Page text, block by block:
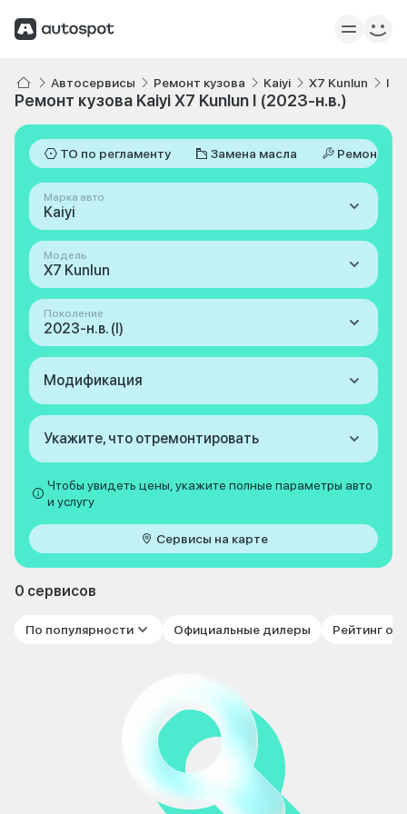
Автосервисы Ремонт кузова Kaiyi X7 Kunlun I
Ремонт кузова Kaiyi X7 Kunlun I (2023-н.в.)
ТО по регламенту Замена масла Ремонт
Марка авто
Kaiyi
Модель
X7 Kunlun
Поколение
2023-н.в. (I)
Модификация
Укажите, что отремонтировать
Чтобы увидеть цены, укажите полные параметры авто
и услугу
Сервисы на карте
0 сервисов
По популярности Официальные дилеры Рейтинг